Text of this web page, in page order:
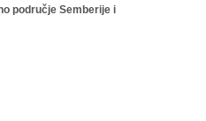
područje Semberije i